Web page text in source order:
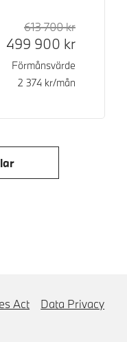
Rek. ord
613 700kr
499 900 kr
Förmånsvärde
2 374 kr/mån
Act
Data Privacy